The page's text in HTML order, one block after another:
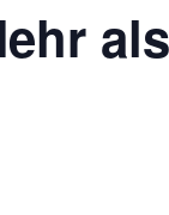
als